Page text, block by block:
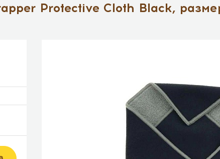
Protective Cloth Black,